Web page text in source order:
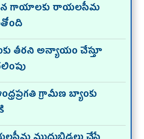
గాయాలకు రాయలసీమ
తీరని అన్యాయం చేస్తూ
గ్రామీణ బ్యాంకు